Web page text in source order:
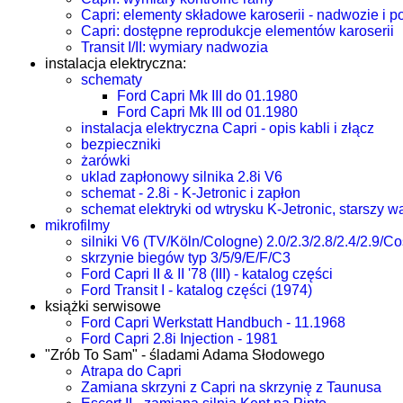
Capri: elementy składowe karoserii - nadwozie i
Capri: dostępne reprodukcje elementów karoserii
Transit I/II: wymiary nadwozia
instalacja elektryczna:
schematy
Ford Capri Mk III do 01.1980
Ford Capri Mk III od 01.1980
instalacja elektryczna Capri - opis kabli i złącz
bezpieczniki
żarówki
uklad zapłonowy silnika 2.8i V6
schemat - 2.8i - K-Jetronic i zapłon
schemat elektryki od wtrysku K-Jetronic, starszy
mikrofilmy
silniki V6 (TV/Köln/Cologne) 2.0/2.3/2.8/2.4/2.9/
skrzynie biegów typ 3/5/9/E/F/C3
Ford Capri II & II '78 (III) - katalog części
Ford Transit I - katalog części (1974)
książki serwisowe
Ford Capri Werkstatt Handbuch - 11.1968
Ford Capri 2.8i Injection - 1981
"Zrób To Sam" - śladami Adama Słodowego
Atrapa do Capri
Zamiana skrzyni z Capri na skrzynię z Taunusa